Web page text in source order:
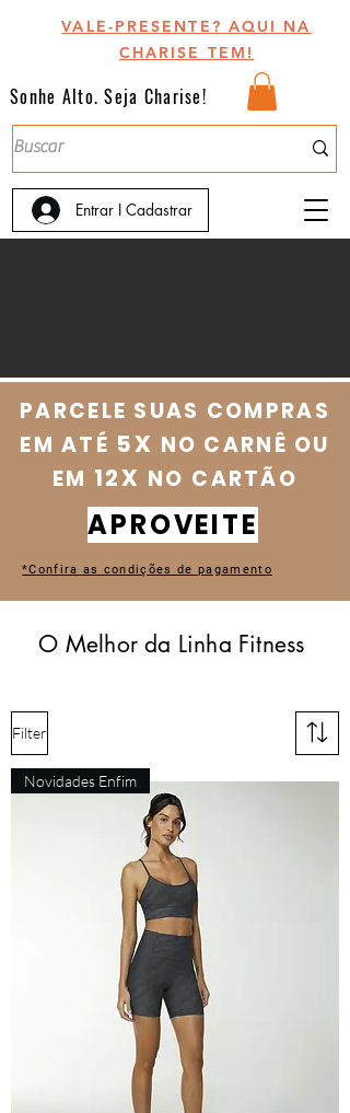
VALE-PRESENTE? AQUI NA
CHARISE TEM!
Sonhe Alto. Seja Charise!
Entrar I Cadastrar
PARCELE SUAS COMPRAS
EM ATÉ 5X NO CARNÊ OU
EM 12X NO CARTÃO
APROVEITE
*Confira as condições de pagamento
O Melhor da Linha Fitness
Filter
Novidades Enfim